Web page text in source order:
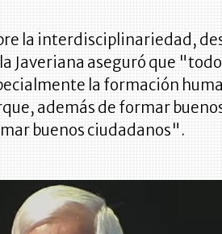
la interdisciplinariedad,
Javeriana aseguró que
la formación
además de formar
buenos ciudadanos".